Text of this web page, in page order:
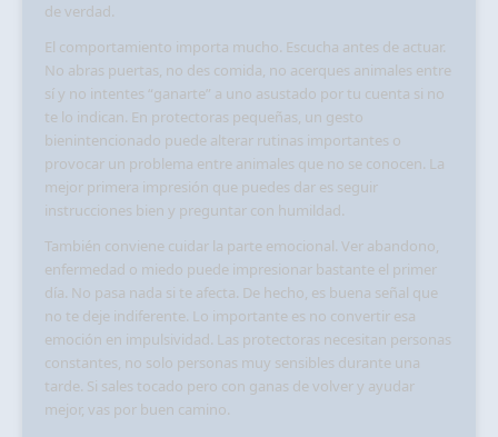
de verdad.
El comportamiento importa mucho. Escucha antes de actuar.
No abras puertas, no des comida, no acerques animales entre
sí y no intentes “ganarte” a uno asustado por tu cuenta si no
te lo indican. En protectoras pequeñas, un gesto
bienintencionado puede alterar rutinas importantes o
provocar un problema entre animales que no se conocen. La
mejor primera impresión que puedes dar es seguir
instrucciones bien y preguntar con humildad.
También conviene cuidar la parte emocional. Ver abandono,
enfermedad o miedo puede impresionar bastante el primer
día. No pasa nada si te afecta. De hecho, es buena señal que
no te deje indiferente. Lo importante es no convertir esa
emoción en impulsividad. Las protectoras necesitan personas
constantes, no solo personas muy sensibles durante una
tarde. Si sales tocado pero con ganas de volver y ayudar
mejor, vas por buen camino.